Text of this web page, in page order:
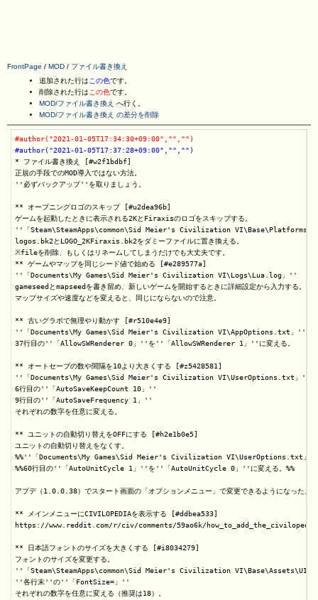
FrontPage / MOD / ファイル書き換え
追加された行は この色です。
削除された行は この色です。
MOD/ファイル書き換え へ行く。
MOD/ファイル書き換え の差分を削除
#author("2021-01-05T17:34:30+09:00","","")
#author("2021-01-05T17:37:28+09:00","","")
* ファイル書き換え [#w2f1bdbf]
正規の手段でのMOD導入ではない方法。
''必ずバックアップ''を取りましょう。
** オープニングロゴのスキップ [#u2dea96b]
ゲームを起動したときに表示される2KとFiraxisのロゴをスキップする。
''「Steam\SteamApps\common\Sid Meier's Civilization
logos.bk2とLOGO_2KFiraxis.bk2をダミーファイルに置き換える。
※fileを削除、もしくはリネームしてしまうだけでも大丈夫です。
** ゲームやマップを同じシード値で始める [#e289577a]
''「Documents\My Games\Sid Meier's Civilization VI\Logs\Lua.log」''
gameseedとmapseedを書き留め、新しいゲームを開始するときに詳細設定から入力する。
マップサイズや速度などを変えると、同じにならないので注意。
** 古いグラボで無理やり動かす [#r510e4e9]
''「Documents\My Games\Sid Meier's Civilization VI\AppOptions.txt」''
37行目の''「AllowSWRenderer 0」''を''「AllowSWRenderer 1」''に変える。
** オートセーブの数や間隔を10より大きくする [#z5428581]
''「Documents\My Games\Sid Meier's Civilization VI\UserOptions.txt」''
6行目の''「AutoSaveKeepCount 10」''
9行目の''「AutoSaveFrequency 1」''
それぞれの数字を任意に変える。
** ユニットの自動切り替えをOFFにする [#h2e1b0e5]
ユニットの自動切り替えをなくす。
%%''「Documents\My Games\Sid Meier's Civilization VI\UserOptions.txt」
%%60行目の''「AutoUnitCycle 1」''を''「AutoUnitCycle 0」''に変える。%%
アプデ（1.0.0.38）でスタート画面の「オプションメニュー」で変更できるようになった。
** メインメニューにCIVILOPEDIAを表示する [#ddbea533]
https://www.reddit.com/r/civ/comments/59ao6k/
** 日本語フォントのサイズを大きくする [#i8034279]
フォントのサイズを変更する。
''「Steam\SteamApps\common\Sid Meier's Civilization
''各行末''の''「FontSize=」''
それぞれの数字を任意に変える（推奨は18）。